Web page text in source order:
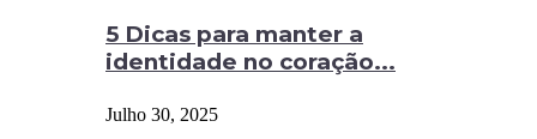
5 Dicas para manter a
identidade no coração...
Julho 30, 2025